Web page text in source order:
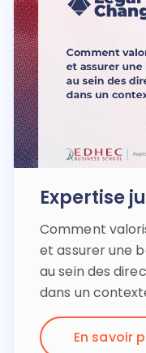
Expertise
Comment
et assurer une
au sein des
dans un
En savoir